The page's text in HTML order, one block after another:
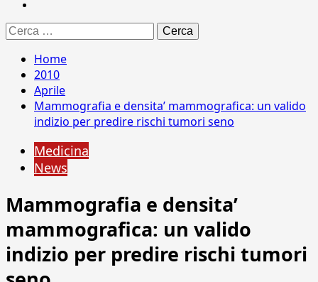
Ricerca
per:
Home
2010
Aprile
Mammografia e densita’ mammografica: un valido
indizio per predire rischi tumori seno
Medicina
News
Mammografia e densita’
mammografica: un valido
indizio per predire rischi tumori